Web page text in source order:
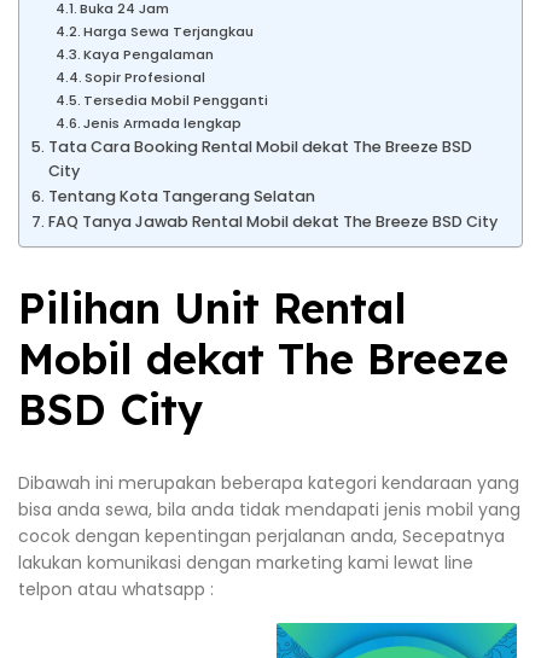
Buka 24 Jam
Harga Sewa Terjangkau
Kaya Pengalaman
Sopir Profesional
Tersedia Mobil Pengganti
Jenis Armada lengkap
Tata Cara Booking Rental Mobil dekat The Breeze BSD
City
Tentang Kota Tangerang Selatan
FAQ Tanya Jawab Rental Mobil dekat The Breeze BSD City
Pilihan Unit Rental
Mobil dekat The Breeze
BSD City
Dibawah ini merupakan beberapa kategori kendaraan yang
bisa anda sewa, bila anda tidak mendapati jenis mobil yang
cocok dengan kepentingan perjalanan anda, Secepatnya
lakukan komunikasi dengan marketing kami lewat line
telpon atau whatsapp :